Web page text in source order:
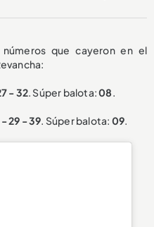
que cayeron en el
- 32. Súper balota:08.
- 29 - 39. Súper balota: 09.